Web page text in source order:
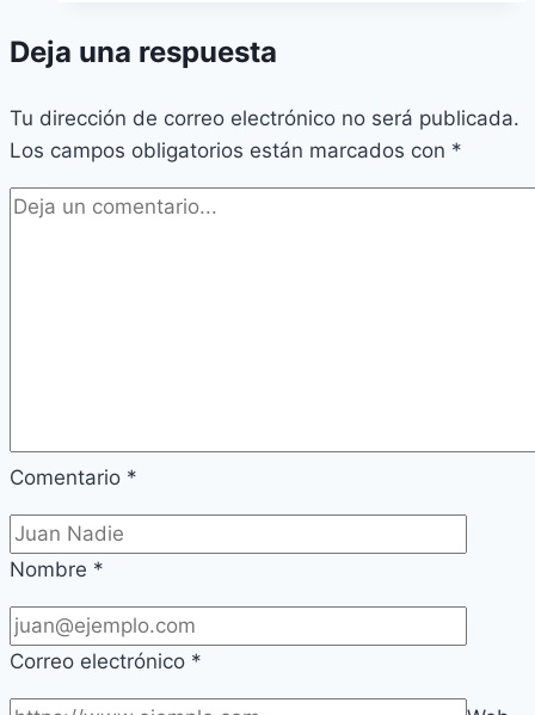
Deja una respuesta
Tu dirección de correo electrónico no será publicada.
Los campos obligatorios están marcados con *
Comentario *
Nombre *
Correo electrónico *